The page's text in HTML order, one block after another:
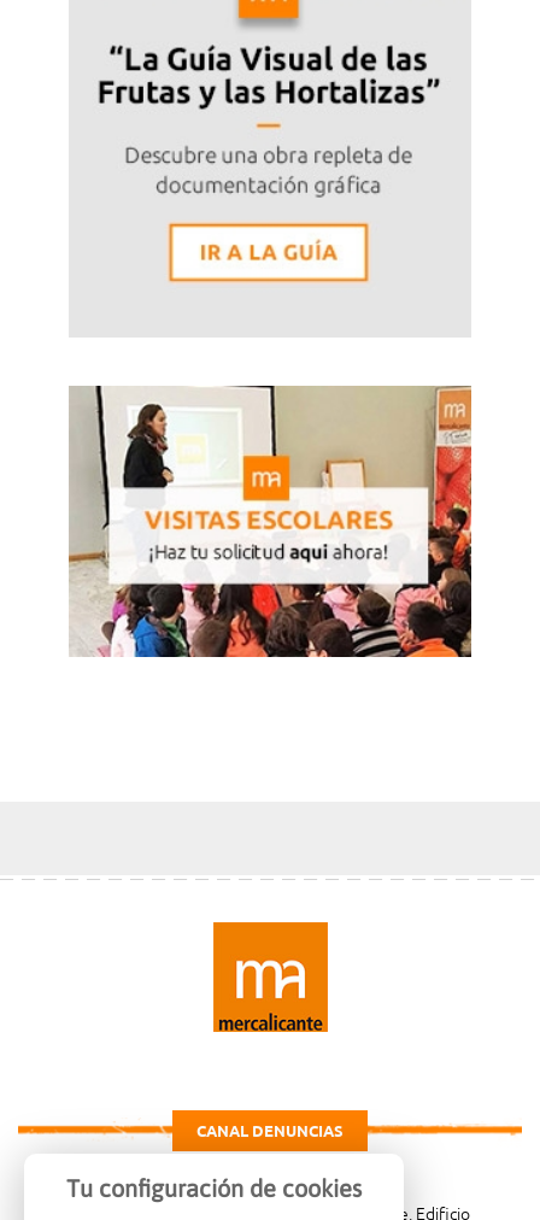
CANAL DENUNCIAS
Carretera de Madrid Km. 4, 03114 Alicante, Edificio
Tu configuración de cookies